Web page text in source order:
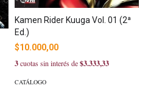
Kamen Rider Kuuga Vol. 01 (2ª
Ed.)
$10.000,00
3cuotas sin interés de$3.333,33
CATÁLOGO